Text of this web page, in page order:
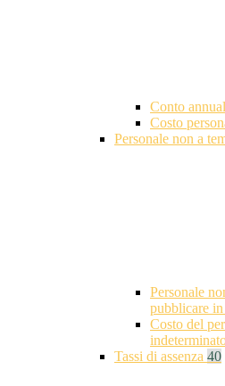
Conto
Costo
Personale non a
Personale
pubblicare
Costo del
Tassi di assenza 40